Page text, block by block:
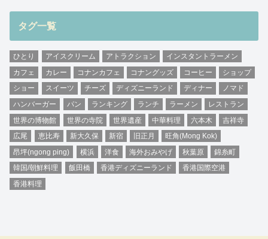
タグ一覧
ひとり アイスクリーム アトラクション
インスタントラーメン
カフェ
カレー コナンカフェ コナングッズ コーヒー
ショップ
ショー
スイーツ チーズ ディズニーランド ディナー
ノマド
ハンバーガー
パン ランキング ランチ ラーメン
レストラン
世界の博物館
世界の寺院 世界遺産 中華料理 六本木
吉祥寺
広尾
恵比寿 新大久保 新宿 旧正月
旺角(Mong Kok)
昂坪(ngong ping)
横浜 洋食 海外おみやげ 秋葉原
錦糸町
韓国/朝鮮料理
飯田橋 香港ディズニーランド
香港国際空港
香港料理